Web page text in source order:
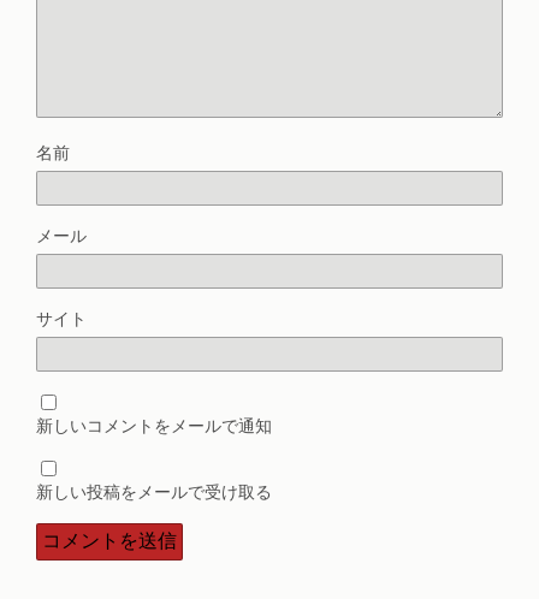
名前
メール
サイト
新しいコメントをメールで通知
新しい投稿をメールで受け取る